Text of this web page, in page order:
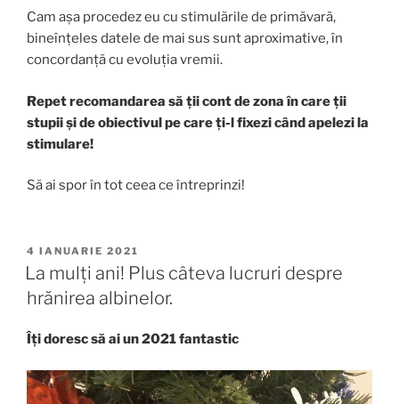
Cam așa procedez eu cu stimulările de primăvară,
bineînțeles datele de mai sus sunt aproximative, în
concordanță cu evoluția vremii.
Repet recomandarea să ții cont de zona în care ții
stupii și de obiectivul pe care ți-l fixezi când apelezi la
stimulare!
Să ai spor în tot ceea ce întreprinzi!
4 IANUARIE 2021
La mulți ani! Plus câteva lucruri despre
hrănirea albinelor.
Îți doresc să ai un 2021 fantastic